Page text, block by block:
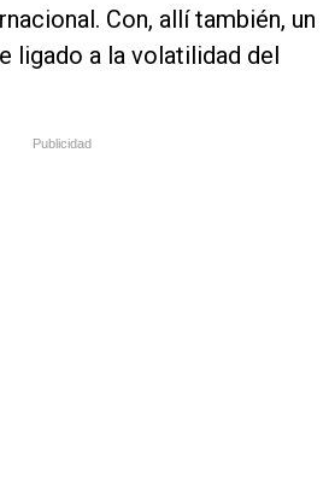
Con, allí también, un
ligado a la volatilidad del
Publicidad